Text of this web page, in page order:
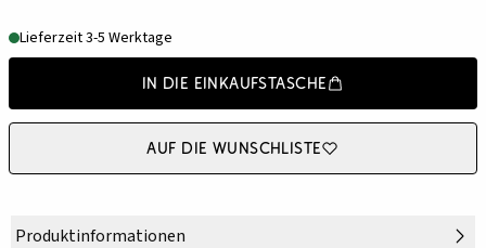
Lieferzeit 3-5 Werktage
In die Einkaufstasche
Auf die Wunschliste
Produktinformationen